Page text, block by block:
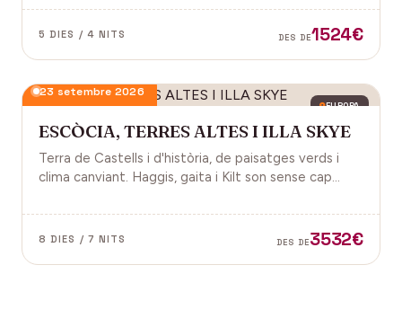
digne de visitar. Perfums a Grasse.
5 DIES / 4 NITS DES DE1524€
EUROPA
23 setembre 2026
ESCÒCIA, TERRES ALTES I ILLA SKYE
Terra de Castells i d'història, de paisatges verds i
clima canviant. Haggis, gaita i Kilt son sense cap
8 DIES / 7 NITS DES DE3532€